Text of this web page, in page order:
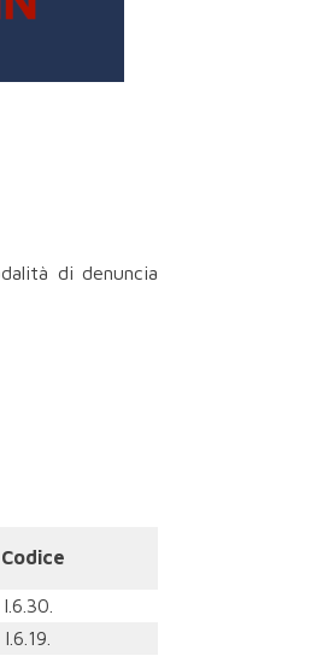
di denuncia
Codice
I.6.30.
I.6.19.